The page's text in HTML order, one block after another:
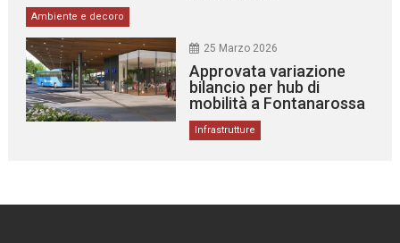
Ambiente e decoro
25 Marzo 2026
Approvata variazione
bilancio per hub di
mobilità a Fontanarossa
Infrastrutture